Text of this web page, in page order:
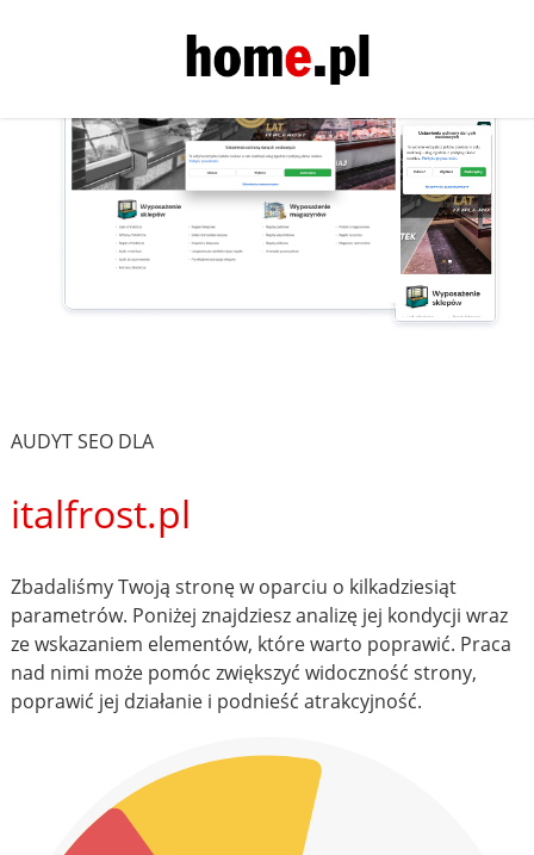
AUDYT SEO DLA
italfrost.pl
Zbadaliśmy Twoją stronę w oparciu o kilkadziesiąt
parametrów. Poniżej znajdziesz analizę jej kondycji wraz
ze wskazaniem elementów, które warto poprawić. Praca
nad nimi może pomóc zwiększyć widoczność strony,
poprawić jej działanie i podnieść atrakcyjność.